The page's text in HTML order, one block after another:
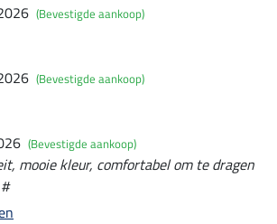
(Bevestigde aankoop)
(Bevestigde aankoop)
(Bevestigde aankoop)
mooie kleur, comfortabel om te dragen